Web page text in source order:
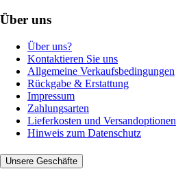
Über uns
Über uns?
Kontaktieren Sie uns
Allgemeine Verkaufsbedingungen
Rückgabe & Erstattung
Impressum
Zahlungsarten
Lieferkosten und Versandoptionen
Hinweis zum Datenschutz
Unsere Geschäfte